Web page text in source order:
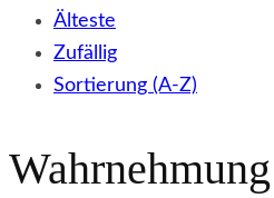
Älteste
Zufällig
Sortierung (A-Z)
Wahrnehmung